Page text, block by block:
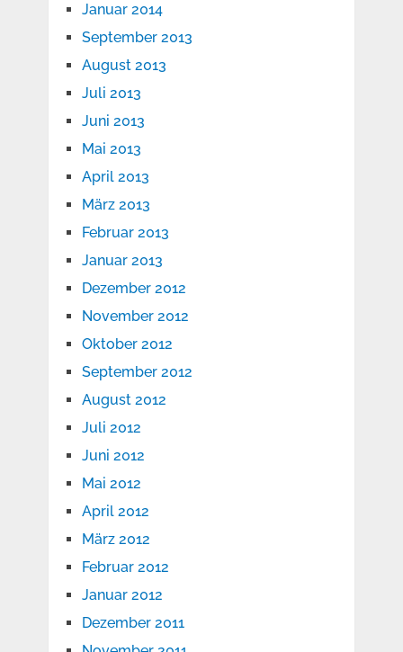
Januar 2014
September 2013
August 2013
Juli 2013
Juni 2013
Mai 2013
April 2013
März 2013
Februar 2013
Januar 2013
Dezember 2012
November 2012
Oktober 2012
September 2012
August 2012
Juli 2012
Juni 2012
Mai 2012
April 2012
März 2012
Februar 2012
Januar 2012
Dezember 2011